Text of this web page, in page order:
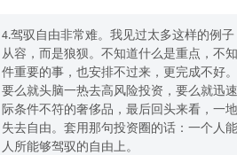
4.驾驭自由非常难。我见过太多这样的例
从容，而是狼狈。不知道什么是重点，不
件重要的事，也安排不过来，更完成不好
要么就头脑一热去高风险投资，要么就迅
际条件不符的奢侈品，最后回头来看，一
失去自由。套用那句投资圈的话：一个人
人所能够驾驭的自由上。